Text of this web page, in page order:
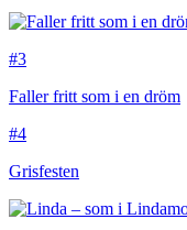
#3
Faller fritt som i en dröm
#4
Grisfesten